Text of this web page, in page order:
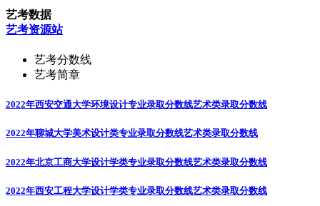
艺考数据
艺考资源站
艺考分数线
艺考简章
2022年西安交通大学环境设计专业录取分数线艺术类录取分数线
2022年聊城大学美术设计类专业录取分数线艺术类录取分数线
2022年北京工商大学设计学类专业录取分数线艺术类录取分数线
2022年西安工程大学设计学类专业录取分数线艺术类录取分数线